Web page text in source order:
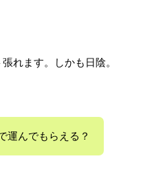
れます。しかも日陰。
運んでもらえる？